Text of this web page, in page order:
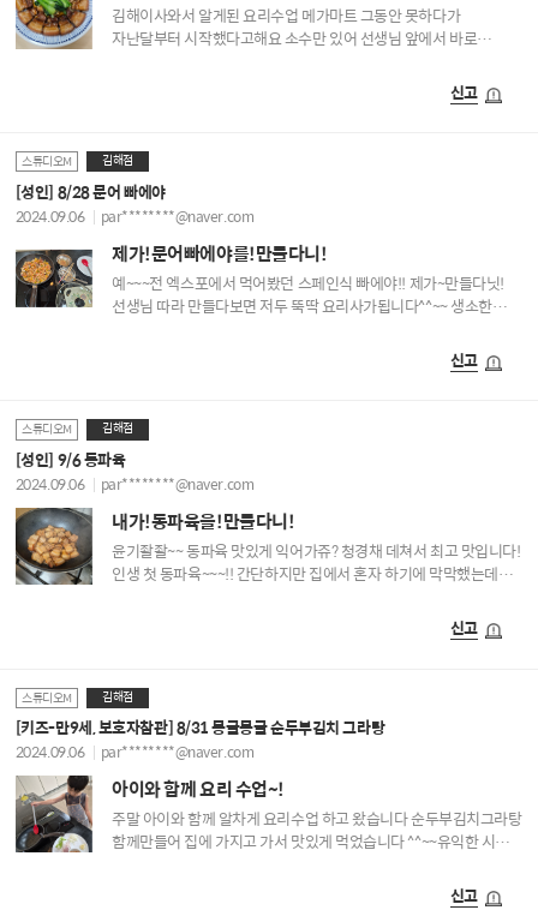
김해이사와서 알게된 요리수업 메가마트 그동안 못하다가
자난달부터 시작했다고해요 소수만 있어 선생님 앞에서 바로
신고
스튜디오M 김해점
[성인] 8/28 문어 빠에야
2024.09.06 par********@naver.com
제가!문어빠에야를!만들다니!
예~~~전 엑스포에서 먹어봤던 스페인식 빠에야!! 제가~만들다닛!
선생님 따라 만들다보면 저두 뚝딱 요리사가됩니다^^~~ 생소한
신고
스튜디오M 김해점
[성인] 9/6 동파육
2024.09.06 par********@naver.com
내가!동파육을!만들다니!
윤기좔좔~~ 동파육 맛있게 익어가쥬? 청경채 데쳐서 최고 맛입니다!
인생 첫 동파육~~~!! 간단하지만 집에서 혼자 하기에 막막했는데
신고
스튜디오M 김해점
[키즈-만9세, 보호자참관] 8/31 몽글몽글 순두부김치 그라탕
2024.09.06 par********@naver.com
아이와 함께 요리 수업~!
주말 아이와 함께 알차게 요리수업 하고 왔습니다 순두부김치그라탕
함께만들어 집에 가지고 가서 맛있게 먹었습니다 ^^~~유익한 시간
신고